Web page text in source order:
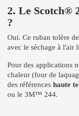
2. Le Scotch®
?
Oui. Ce ruban tolère
avec le séchage à l'air
Pour des applications
chaleur (four de
des références haute
ou le 3M™ 244.